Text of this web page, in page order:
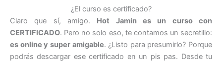
¿El curso es certificado?
Claro que sí, amigo. Hot Jamin es un curso con
CERTIFICADO. Pero no solo eso, te contamos un secretillo:
es online y super amigable. ¿Listo para presumirlo? Porque
podrás descargar ese certificado en un pis pas. Desde tu